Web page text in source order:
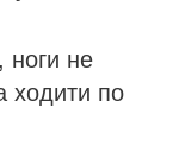
ноги не
ходити по